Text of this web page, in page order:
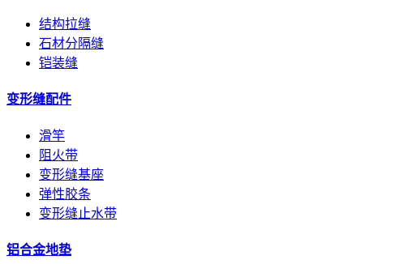
结构拉缝
石材分隔缝
铠装缝
变形缝配件
滑竿
阻火带
变形缝基座
弹性胶条
变形缝止水带
铝合金地垫